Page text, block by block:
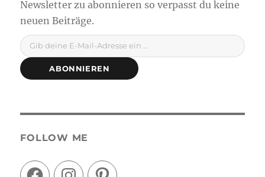
Gib deine E-Mail-Adresse ein ...
ABONNIEREN
FOLLOW ME
FacebookInstagramPinterest